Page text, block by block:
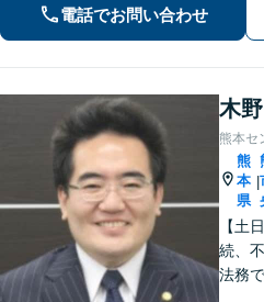
電話でお問い合わせ
木
熊本セ
熊
本
県
|
【土
続、
法務